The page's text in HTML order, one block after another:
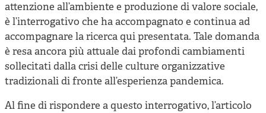
attenzione all’ambiente e produzione di valore sociale,
è l’interrogativo che ha accompagnato e continua ad
accompagnare la ricerca qui presentata. Tale domanda
è resa ancora più attuale dai profondi cambiamenti
sollecitati dalla crisi delle culture organizzative
tradizionali di fronte all’esperienza pandemica.
Al fine di rispondere a questo interrogativo, l’articolo